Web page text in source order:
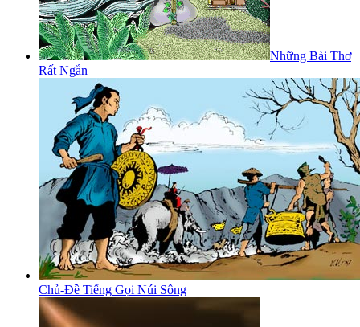
Những Bài Thơ
Rất Ngắn
Chủ-Đề Tiếng Gọi Núi Sông